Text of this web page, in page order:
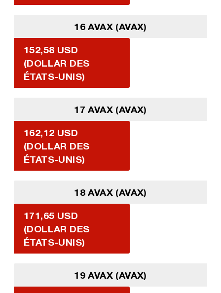
16 AVAX (AVAX)
152,58 USD
(DOLLAR DES
ÉTATS-UNIS)
17 AVAX (AVAX)
162,12 USD
(DOLLAR DES
ÉTATS-UNIS)
18 AVAX (AVAX)
171,65 USD
(DOLLAR DES
ÉTATS-UNIS)
19 AVAX (AVAX)